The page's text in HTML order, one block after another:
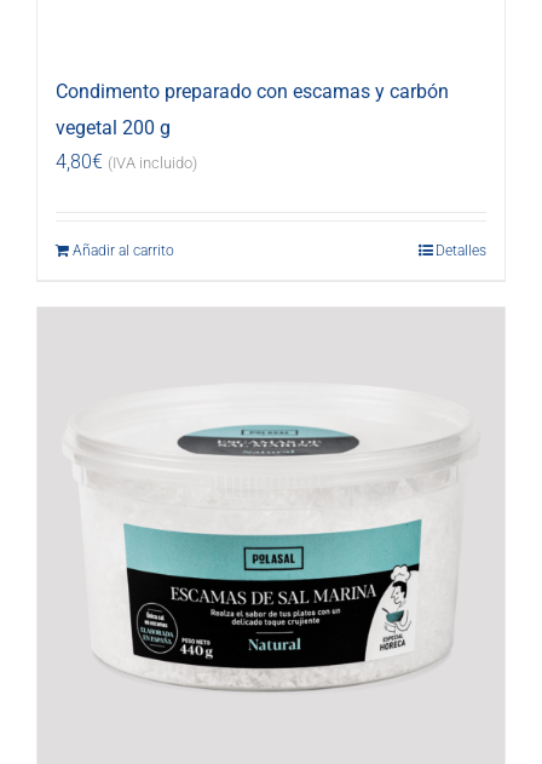
Condimento preparado con escamas y carbón
vegetal 200 g
4,80€ (IVA incluido)
Añadir al carrito Detalles